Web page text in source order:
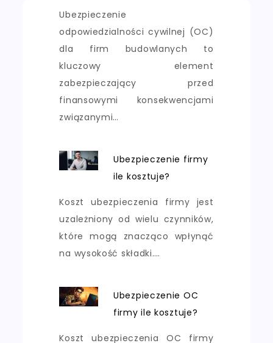
Ubezpieczenie
odpowiedzialności cywilnej (OC)
dla firm budowlanych to
kluczowy element
zabezpieczający przed
finansowymi konsekwencjami
związanymi…
Ubezpieczenie firmy
ile kosztuje?
Koszt ubezpieczenia firmy jest
uzależniony od wielu czynników,
które mogą znacząco wpłynąć
na wysokość składki.…
Ubezpieczenie OC
firmy ile kosztuje?
Koszt ubezpieczenia OC firmy